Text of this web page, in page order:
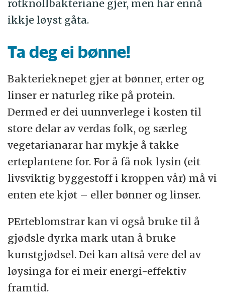
rotknollbakteriane gjer, men har ennå
ikkje løyst gåta.
Ta deg ei bønne!
Bakterieknepet gjer at bønner, erter og
linser er naturleg rike på protein.
Dermed er dei uunnverlege i kosten til
store delar av verdas folk, og særleg
vegetarianarar har mykje å takke
erteplantene for. For å få nok lysin (eit
livsviktig byggestoff i kroppen vår) må vi
enten ete kjøt – eller bønner og linser.
PErteblomstrar kan vi også bruke til å
gjødsle dyrka mark utan å bruke
kunstgjødsel. Dei kan altså vere del av
løysinga for ei meir energi-effektiv
framtid.